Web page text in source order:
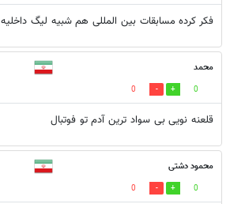
فکر کرده مسابقات بین المللی هم شبیه لیگ داخلیه
محمد
0
0
قلعنه نویی بی سواد ترین آدم تو فوتبال
محمود دشتی
0
0